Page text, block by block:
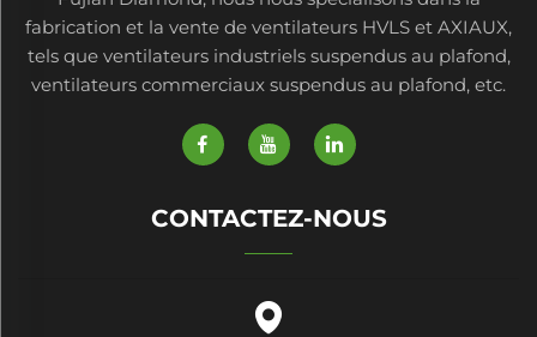
fabrication et la vente de ventilateurs HVLS et AXIAUX,
tels que ventilateurs industriels suspendus au plafond,
ventilateurs commerciaux suspendus au plafond, etc.
CONTACTEZ-NOUS